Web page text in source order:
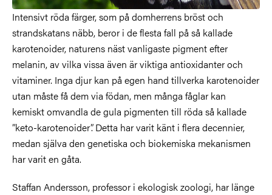
Intensivt röda färger, som på domherrens bröst och
strandskatans näbb, beror i de flesta fall på så kallade
karotenoider, naturens näst vanligaste pigment efter
melanin, av vilka vissa även är viktiga antioxidanter och
vitaminer. Inga djur kan på egen hand tillverka karotenoider
utan måste få dem via födan, men många fåglar kan
kemiskt omvandla de gula pigmenten till röda så kallade
”keto-karotenoider”. Detta har varit känt i flera decennier,
medan själva den genetiska och biokemiska mekanismen
har varit en gåta.
Staffan Andersson, professor i ekologisk zoologi, har länge